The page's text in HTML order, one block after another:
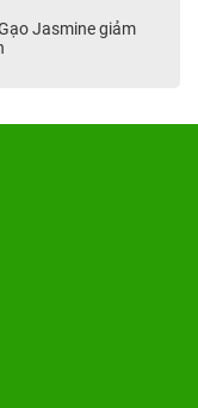
Jasmine giảm